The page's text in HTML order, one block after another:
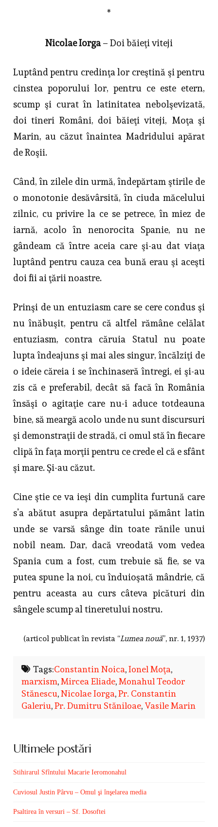
*
Nicolae Iorga– Doi băieţi viteji
Luptând pentru credinţa lor creştină şi pentru
cinstea poporului lor, pentru ce este etern,
scump şi curat în latinitatea nebolşevizată,
doi tineri Români, doi băieţi viteji, Moţa şi
Marin, au căzut înaintea Madridului apărat
de Roşii.
Când, în zilele din urmă, îndepărtam ştirile de
o monotonie desăvârsită, în ciuda măcelului
zilnic, cu privire la ce se petrece, în miez de
iarnă, acolo în nenorocita Spanie, nu ne
gândeam că între aceia care şi-au dat viaţa
luptând pentru cauza cea bună erau şi aceşti
doi fii ai ţării noastre.
Prinşi de un entuziasm care se cere condus şi
nu înăbuşit, pentru că altfel rămâne celălat
entuziasm, contra căruia Statul nu poate
lupta îndeajuns şi mai ales singur, încălziţi de
o ideie căreia i se închinaseră întregi, ei şi-au
zis că e preferabil, decât să facă în România
însăşi o agitaţie care nu-i aduce totdeauna
bine, să meargă acolo unde nu sunt discursuri
şi demonstraţii de stradă, ci omul stă în fiecare
clipă în faţa morţii pentru ce crede el că e sfânt
şi mare. Şi-au căzut.
Cine ştie ce va ieşi din cumplita furtună care
s’a abătut asupra depărtatului pământ latin
unde se varsă sânge din toate rănile unui
nobil neam. Dar, dacă vreodată vom vedea
Spania cum a fost, cum trebuie să fie, se va
putea spune la noi, cu înduioşată mândrie, că
pentru aceasta au curs câteva picături din
sângele scump al tineretului nostru.
(articol publicat în revista “Lumea nouă”, nr. 1, 1937)
Tags:Constantin Noica,Ionel Moţa,
marxism,Mircea Eliade,Monahul Teodor
Stănescu,Nicolae Iorga,Pr. Constantin
Galeriu,Pr. Dumitru Stăniloae, Vasile Marin
Ultimele postări
Stihirarul Sfîntului Macarie Ieromonahul
Cuviosul Justin Pârvu – Omul şi înşelarea media
Psaltirea în versuri – Sf. Dosoftei